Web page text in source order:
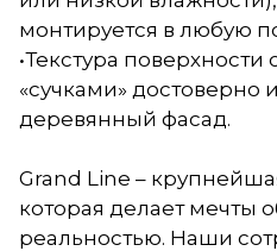
монтируется в любую
•Текстура
«сучками» достоверно
деревянный фасад.
Grand Line –
которая делает мечты
реальностью. Наши